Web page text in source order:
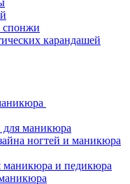
спонжи
карандашей
маникюра
ногтей и маникюра
и педикюра